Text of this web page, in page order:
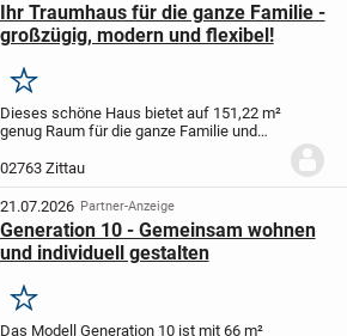
Ihr Traumhaus für die ganze Familie -
großzügig, modern und flexibel!
Merken
Dieses schöne Haus bietet auf 151,22 m²
genug Raum für die ganze Familie und
Freunde und Besucher. Auch ein
Arbeitszimmer kann integriert werden,
sodass du die...
02763 Zittau
21.07.2026 Partner-Anzeige
Generation 10 - Gemeinsam wohnen
und individuell gestalten
Merken
Das Modell Generation 10 ist mit 66 m²